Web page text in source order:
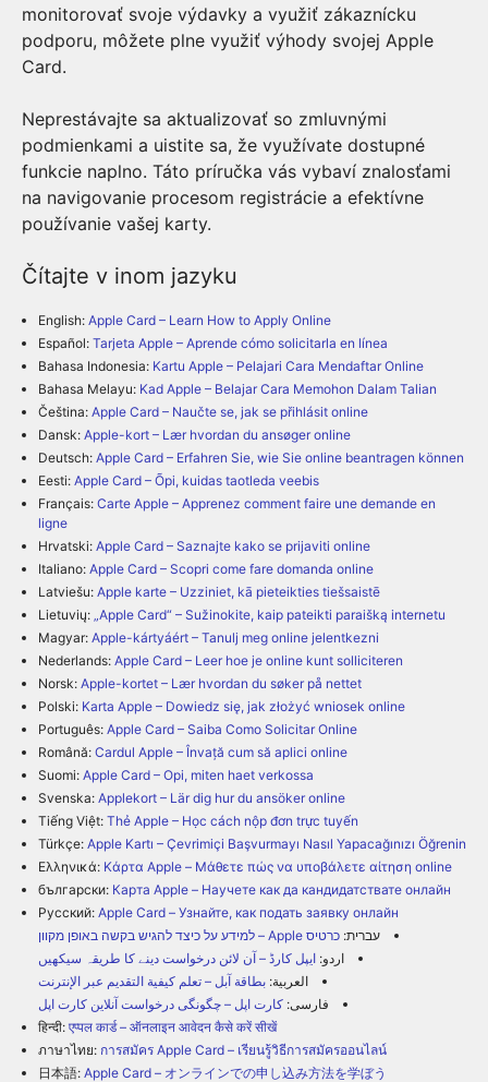
monitorovať svoje výdavky a využiť zákaznícku
podporu, môžete plne využiť výhody svojej Apple
Card.
Neprestávajte sa aktualizovať so zmluvnými
podmienkami a uistite sa, že využívate dostupné
funkcie naplno. Táto príručka vás vybaví znalosťami
na navigovanie procesom registrácie a efektívne
používanie vašej karty.
Čítajte v inom jazyku
English: Apple Card – Learn How to Apply Online
Español: Tarjeta Apple – Aprende cómo solicitarla en línea
Bahasa Indonesia: Kartu Apple – Pelajari Cara Mendaftar Online
Bahasa Melayu: Kad Apple – Belajar Cara Memohon Dalam Talian
Čeština: Apple Card – Naučte se, jak se přihlásit online
Dansk: Apple-kort – Lær hvordan du ansøger online
Deutsch: Apple Card – Erfahren Sie, wie Sie online beantragen können
Eesti: Apple Card – Õpi, kuidas taotleda veebis
Français: Carte Apple – Apprenez comment faire une demande en
ligne
Hrvatski: Apple Card – Saznajte kako se prijaviti online
Italiano: Apple Card – Scopri come fare domanda online
Latviešu: Apple karte – Uzziniet, kā pieteikties tiešsaistē
Lietuvių: „Apple Card“ – Sužinokite, kaip pateikti paraišką internetu
Magyar: Apple-kártyáért – Tanulj meg online jelentkezni
Nederlands: Apple Card – Leer hoe je online kunt solliciteren
Norsk: Apple-kortet – Lær hvordan du søker på nettet
Polski: Karta Apple – Dowiedz się, jak złożyć wniosek online
Português: Apple Card – Saiba Como Solicitar Online
Română: Cardul Apple – Învață cum să aplici online
Suomi: Apple Card – Opi, miten haet verkossa
Svenska: Applekort – Lär dig hur du ansöker online
Tiếng Việt: Thẻ Apple – Học cách nộp đơn trực tuyến
Türkçe: Apple Kartı – Çevrimiçi Başvurmayı Nasıl Yapacağınızı Öğrenin
Ελληνικά: Κάρτα Apple – Μάθετε πώς να υποβάλετε αίτηση online
български: Карта Apple – Научете как да кандидатствате онлайн
Русский: Apple Card – Узнайте, как подать заявку онлайн
עברית: כרטיס Apple – למידע על כיצד להגיש בקשה באופן מקוון
اردو: ایپل کارڈ – آن لائن درخواست دینے کا طریقہ سیکھیں
العربية: بطاقة آبل – تعلم كيفية التقديم عبر الإنترنت
فارسی: کارت اپل – چگونگی درخواست آنلاین کارت اپل
हिन्दी: एप्पल कार्ड – ऑनलाइन आवेदन कैसे करें सीखें
ภาษาไทย: การสมัคร Apple Card – เรียนรู้วิธีการสมัครออนไลน์
日本語: Apple Card – オンラインでの申し込み方法を学ぼう